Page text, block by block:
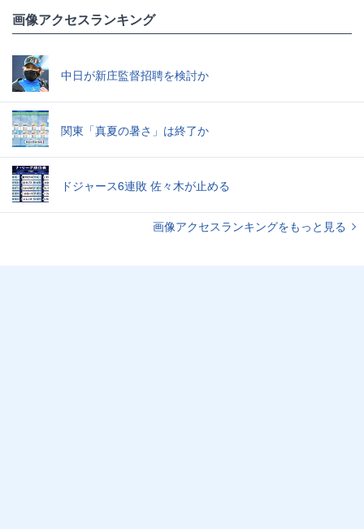
画像アクセスランキング
中日が新庄監督招聘を検討か
関東「真夏の暑さ」は終了か
ドジャース6連敗 佐々木が止める
画像アクセスランキングをもっと見る